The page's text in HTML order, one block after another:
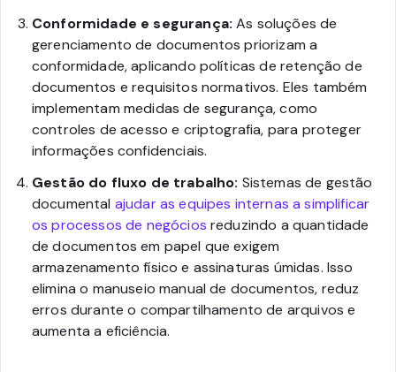
Conformidade e segurança:As soluções de
gerenciamento de documentos priorizam a
conformidade, aplicando políticas de retenção de
documentos e requisitos normativos. Eles também
implementam medidas de segurança, como
controles de acesso e criptografia, para proteger
informações confidenciais.
Gestão do fluxo de trabalho: Sistemas de gestão
documental ajudar as equipes internas a simplificar
os processos de negócios reduzindo a quantidade
de documentos em papel que exigem
armazenamento físico e assinaturas úmidas. Isso
elimina o manuseio manual de documentos, reduz
erros durante o compartilhamento de arquivos e
aumenta a eficiência.